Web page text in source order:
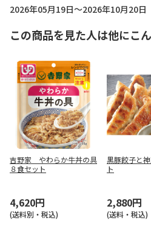
2026年05月19日～2026年10月20日
この商品を見た人は他にこ
吉野家 やわらか牛丼の具
８食セット
4,620円
(送料別・税込)
黒豚餃子と
ト
2,880円
(送料・税込)